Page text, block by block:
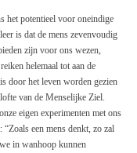
het potentieel voor oneindige
is dat de mens zevenvoudig
zijn voor ons wezen,
helemaal tot aan de
door het leven worden gezien
van de Menselijke Ziel.
eigen experimenten met ons
een mens denkt, zo zal
in wanhoop kunnen